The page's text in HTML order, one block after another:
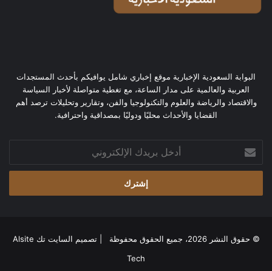
البوابة السعودية الإخبارية موقع إخباري شامل يوافيكم بأحدث المستجدات
العربية والعالمية على مدار الساعة، مع تغطية متواصلة لأخبار السياسة
والاقتصاد والرياضة والعلوم والتكنولوجيا والفن، وتقارير وتحليلات ترصد أهم
القضايا والأحداث محليًا ودوليًا بمصداقية واحترافية.
بريدك
الإلكتروني
© حقوق النشر 2026، جميع الحقوق محفوظة | تصميم
السايت تك Alsite
Tech